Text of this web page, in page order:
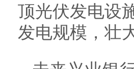
顶光伏发电设
发电规模，壮